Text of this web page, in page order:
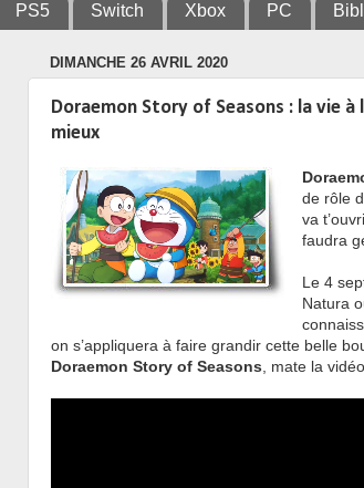
PS5 Switch Xbox PC
DIMANCHE 26 AVRIL 2020
Doraemon Story of Seasons : la vie à
mieux
de rôle
va
faudra
Le 4
Natura
on s’appliquera à faire grandir cette belle
Doraemon Story of Seasons , mate la